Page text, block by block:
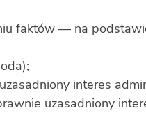
faktów — na
interes
uzasadniony